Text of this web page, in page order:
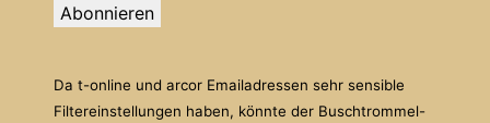
Abonnieren
Da t-online und arcor Emailadressen sehr sensible
Filtereinstellungen haben, könnte der Buschtrommel-